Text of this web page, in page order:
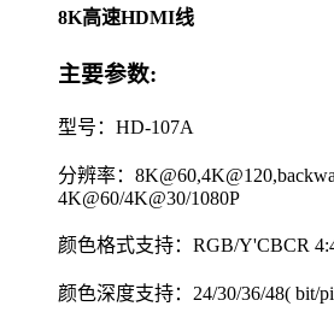
8K高速HDMI线
主要参数:
型号：HD-107A
分辨率：
4K@60/4K@30/1080P
颜色格式支持：RGB/Y'CBCR
颜色深度支持：24/30/36/48( bit/